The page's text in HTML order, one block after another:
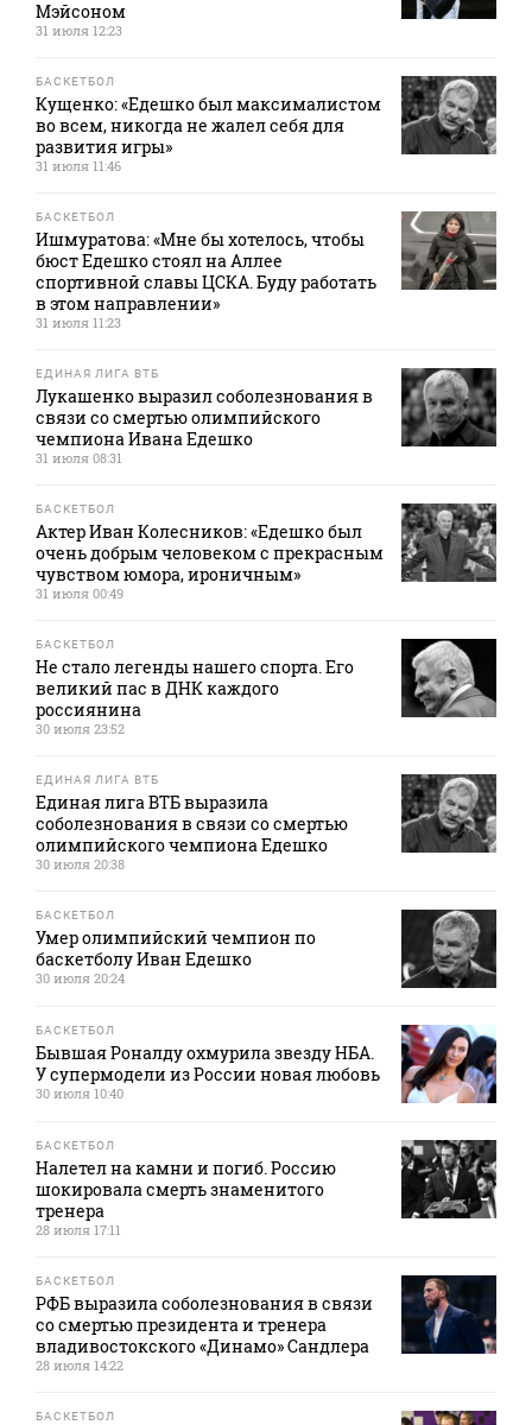
Мэйсоном
31 июля 12:23
БАСКЕТБОЛ
Кущенко: «Едешко был максималистом
во всем, никогда не жалел себя для
развития игры»
31 июля 11:46
БАСКЕТБОЛ
Ишмуратова: «Мне бы хотелось, чтобы
бюст Едешко стоял на Аллее
спортивной славы ЦСКА. Буду работать
в этом направлении»
31 июля 11:23
ЕДИНАЯ ЛИГА ВТБ
Лукашенко выразил соболезнования в
связи со смертью олимпийского
чемпиона Ивана Едешко
31 июля 08:31
БАСКЕТБОЛ
Актер Иван Колесников: «Едешко был
очень добрым человеком с прекрасным
чувством юмора, ироничным»
31 июля 00:49
БАСКЕТБОЛ
Не стало легенды нашего спорта. Его
великий пас в ДНК каждого
россиянина
30 июля 23:52
ЕДИНАЯ ЛИГА ВТБ
Единая лига ВТБ выразила
соболезнования в связи со смертью
олимпийского чемпиона Едешко
30 июля 20:38
БАСКЕТБОЛ
Умер олимпийский чемпион по
баскетболу Иван Едешко
30 июля 20:24
БАСКЕТБОЛ
Бывшая Роналду охмурила звезду НБА.
У супермодели из России новая любовь
30 июля 10:40
БАСКЕТБОЛ
Налетел на камни и погиб. Россию
шокировала смерть знаменитого
тренера
28 июля 17:11
БАСКЕТБОЛ
РФБ выразила соболезнования в связи
со смертью президента и тренера
владивостокского «Динамо» Сандлера
28 июля 14:22
БАСКЕТБОЛ